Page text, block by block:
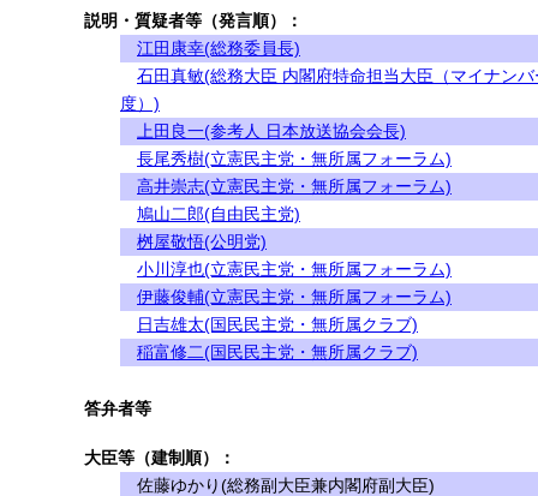
説明・質疑者等（発言順）：
江田康幸(総務委員長)
石田真敏(総務大臣 内閣府特命担当大臣（マイナンバ
度）)
上田良一(参考人 日本放送協会会長)
長尾秀樹(立憲民主党・無所属フォーラム)
高井崇志(立憲民主党・無所属フォーラム)
鳩山二郎(自由民主党)
桝屋敬悟(公明党)
小川淳也(立憲民主党・無所属フォーラム)
伊藤俊輔(立憲民主党・無所属フォーラム)
日吉雄太(国民民主党・無所属クラブ)
稲富修二(国民民主党・無所属クラブ)
答弁者等
大臣等（建制順）：
佐藤ゆかり(総務副大臣兼内閣府副大臣)